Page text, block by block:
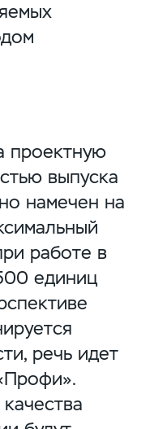
проектную
выпуска
намечен на
работе в
единиц
речь идет